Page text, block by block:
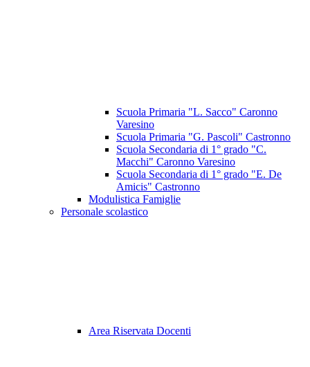
Scuola Primaria "L. Sacco" Caronno
Varesino
Scuola Primaria "G. Pascoli" Castronno
Scuola Secondaria di 1° grado "C.
Macchi" Caronno Varesino
Scuola Secondaria di 1° grado "E. De
Amicis" Castronno
Modulistica Famiglie
Personale scolastico
Area Riservata Docenti